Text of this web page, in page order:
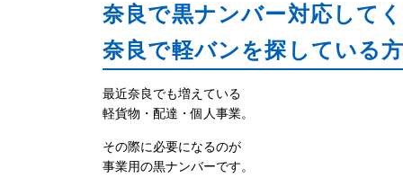
奈良で黒ナンバー対応して
奈良で軽バンを探している
最近奈良でも増えている
軽貨物・配達・個人事業。
その際に必要になるのが
事業用の黒ナンバーです。